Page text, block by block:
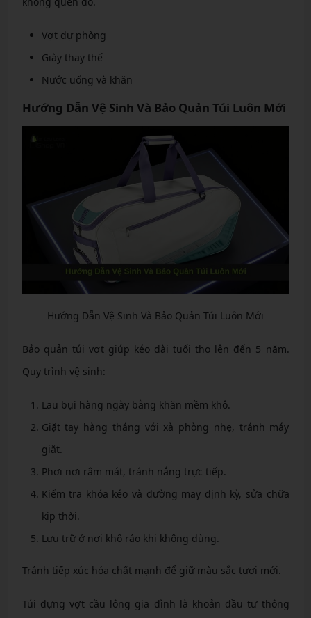
Vợt dự phòng
Giày thay thế
Nước uống và khăn
Hướng Dẫn Vệ Sinh Và Bảo Quản Túi Luôn Mới
Hướng Dẫn Vệ Sinh Và Bảo Quản Túi Luôn Mới
Bảo quản túi vợt giúp kéo dài tuổi thọ lên đến 5 năm.
Quy trình vệ sinh:
Lau bụi hàng ngày bằng khăn mềm khô.
Giặt tay hàng tháng với xà phòng nhẹ, tránh máy
giặt.
Phơi nơi râm mát, tránh nắng trực tiếp.
Kiểm tra khóa kéo và đường may định kỳ, sửa chữa
kịp thời.
Lưu trữ ở nơi khô ráo khi không dùng.
Tránh tiếp xúc hóa chất mạnh để giữ màu sắc tươi mới.
Túi đựng vợt cầu lông gia đình là khoản đầu tư thông